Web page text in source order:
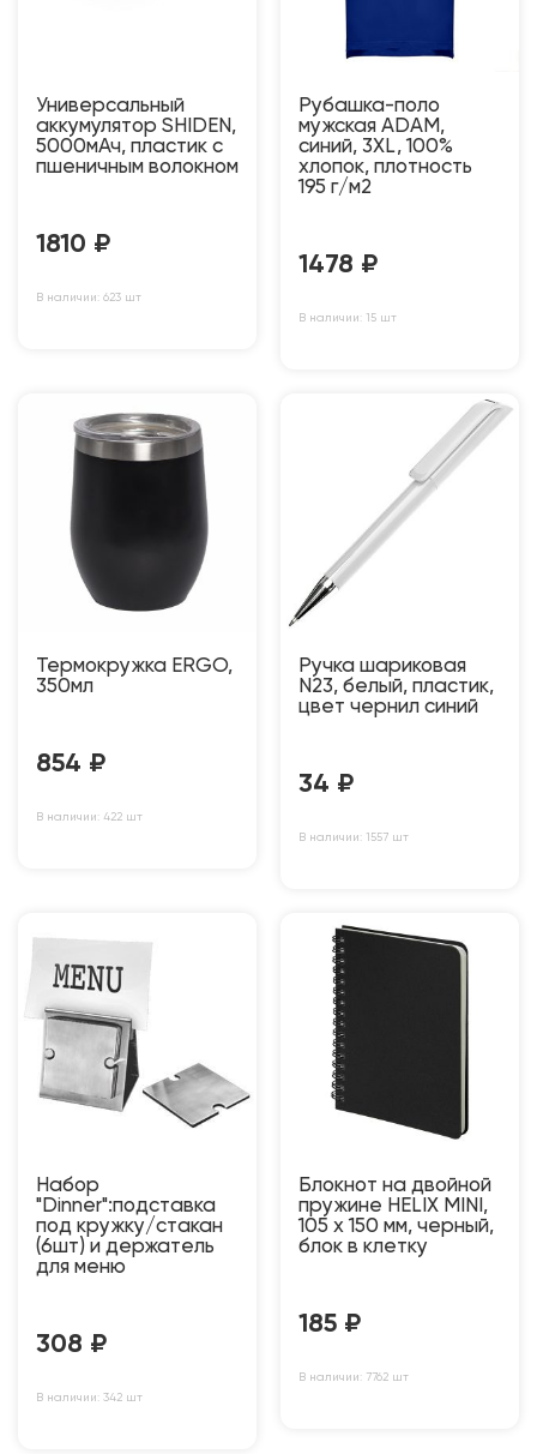
Универсальный
аккумулятор SHIDEN,
5000мАч, пластик с
пшеничным волокном
1810 ₽
В наличии: 623 шт
Рубашка-поло
мужская ADAM,
синий, 3XL, 100%
хлопок, плотность
195 г/м2
1478 ₽
В наличии: 15 шт
Термокружка ERGO,
350мл
854 ₽
В наличии: 422 шт
Ручка шариковая
N23, белый, пластик,
цвет чернил синий
34 ₽
В наличии: 1557 шт
Набор
"Dinner":подставка
под кружку/стакан
(6шт) и держатель
для меню
308 ₽
В наличии: 342 шт
Блокнот на двойной
пружине HELIX MINI,
105 х 150 мм, черный,
блок в клетку
185 ₽
В наличии: 7762 шт